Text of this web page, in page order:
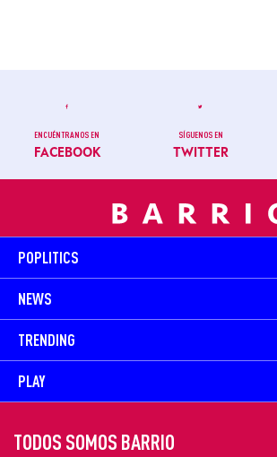
ENCUÉNTRANOS EN
FACEBOOK
SÍGUENOS EN
TWITTER
POPLITICS
NEWS
TRENDING
PLAY
TODOS SOMOS BARRIO